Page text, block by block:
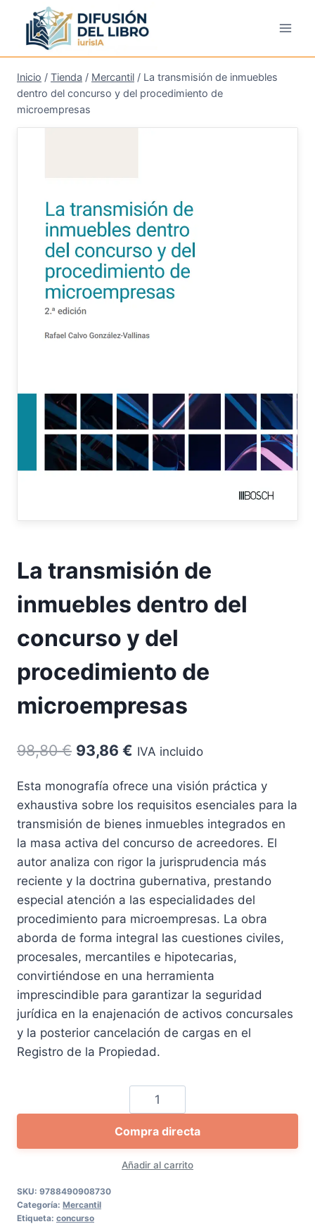
contenido
Inicio / Tienda / Mercantil / La transmisión de inmuebles
dentro del concurso y del procedimiento de
microempresas
La transmisión de
inmuebles dentro del
concurso y del
procedimiento de
microempresas
98,80€ El
original
era:
98,80 €.
93,86 € El
actual
es:
93,86 €.
IVA incluido
Esta monografía ofrece una visión práctica y
exhaustiva sobre los requisitos esenciales para la
transmisión de bienes inmuebles integrados en
la masa activa del concurso de acreedores. El
autor analiza con rigor la jurisprudencia más
reciente y la doctrina gubernativa, prestando
especial atención a las especialidades del
procedimiento para microempresas. La obra
aborda de forma integral las cuestiones civiles,
procesales, mercantiles e hipotecarias,
convirtiéndose en una herramienta
imprescindible para garantizar la seguridad
jurídica en la enajenación de activos concursales
y la posterior cancelación de cargas en el
Registro de la Propiedad.
La
transmisión
de
inmuebles
dentro
Añadir al carrito
Compra directa
SKU: 9788490908730
Categoría: Mercantil
Etiqueta: concurso